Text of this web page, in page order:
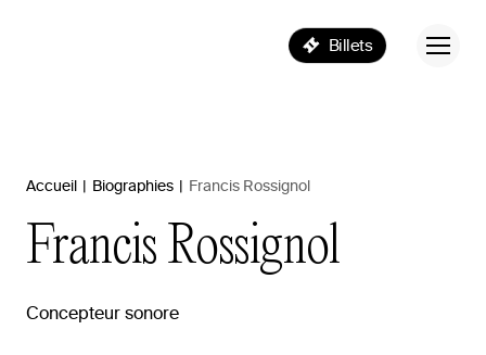
Billets
Accueil | Biographies | Francis Rossignol
Francis Rossignol
Concepteur sonore